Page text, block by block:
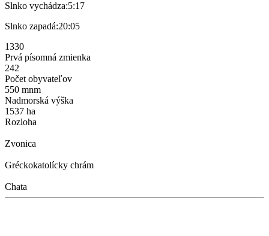
Slnko vychádza:5:17
Slnko zapadá:20:05
1330
Prvá písomná zmienka
242
Počet obyvateľov
550 mnm
Nadmorská výška
1537 ha
Rozloha
Zvonica
Gréckokatolícky chrám
Chata